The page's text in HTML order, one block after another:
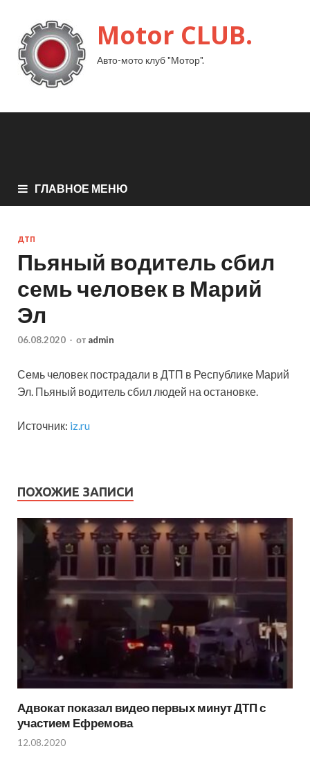
Motor CLUB.
Авто-мото клуб "Мотор".
ГЛАВНОЕ МЕНЮ
ДТП
Пьяный водитель сбил
семь человек в Марий
Эл
06.08.2020 - от admin
Семь человек пострадали в ДТП в Республике Марий
Эл. Пьяный водитель сбил людей на остановке.
Источник: iz.ru
ПОХОЖИЕ ЗАПИСИ
Адвокат показал видео первых минут ДТП с
участием Ефремова
12.08.2020